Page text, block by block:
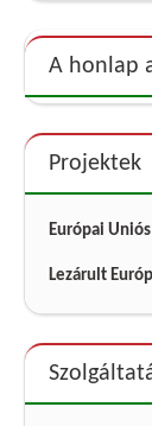
A honlap
Projektek
Európai
Lezárult